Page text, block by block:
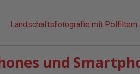
Landschaftsfotografie mit Polfiltern
und